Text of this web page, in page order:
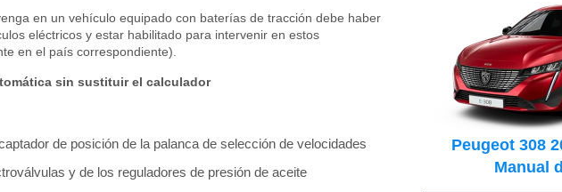
en un vehículo equipado con baterías de tracción debe haber
eléctricos y estar habilitado para intervenir en estos
en el país correspondiente).
sin sustituir el calculador
de posición de la palanca de selección de velocidades
y de los reguladores de presión de aceite
Peugeot 308
Manual